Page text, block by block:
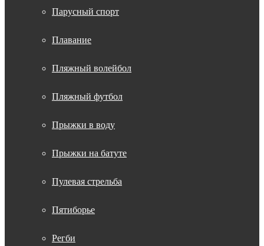
Парусный спорт
Плавание
Пляжный волейбол
Пляжный футбол
Прыжки в воду
Прыжки на батуте
Пулевая стрельба
Пятиборье
Регби